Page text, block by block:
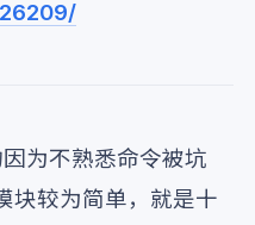
为不熟悉命令被坑
块较为简单，就是十